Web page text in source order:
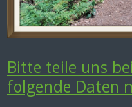
Bitte teile uns
folgende Daten